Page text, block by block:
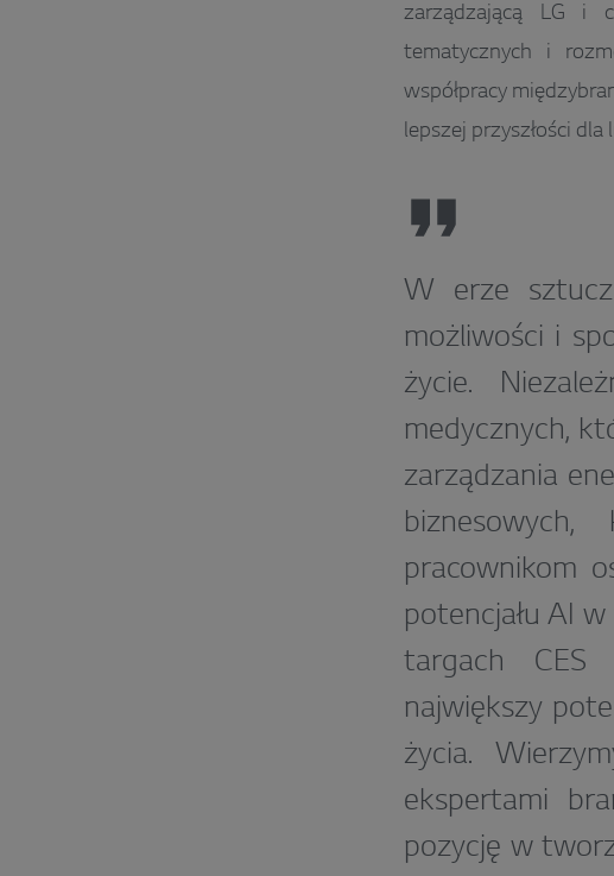
zarządzającą LG i
tematycznych i
współpracy
lepszej przyszłości dla
W erze
możliwości i
życie.
medycznych,
zarządzania
pracownikom
potencjału AI
targach CES
największy
życia.
ekspertami
pozycję w